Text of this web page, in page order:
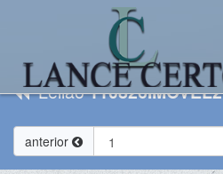
Leilão110826IMOVEL2
anterior